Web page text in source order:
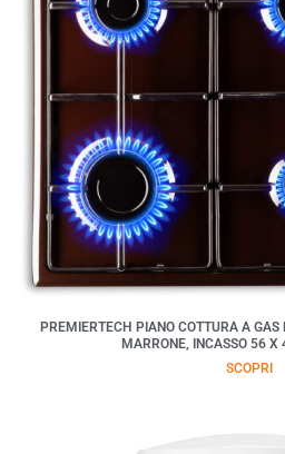
PREMIERTECH PIANO COTTURA A
MARRONE, INCASSO 56
SCOPRI